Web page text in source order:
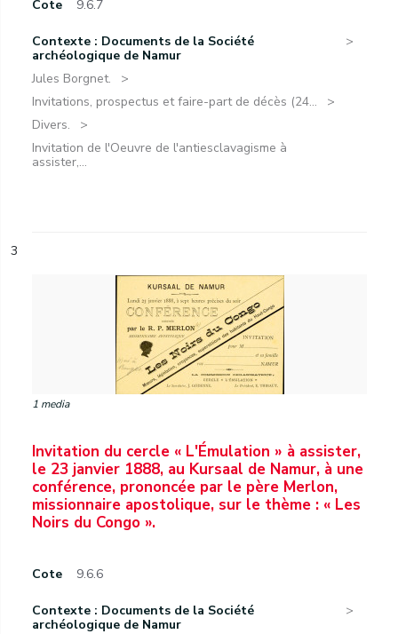
Cote 9.6.7
Contexte : Documents de la Société
archéologique de Namur
Jules Borgnet.
Invitations, prospectus et faire-part de décès (24...
Divers.
Invitation de l'Oeuvre de l'antiesclavagisme à
assister,...
3
1 media
Invitation du cercle « L'Émulation » à assister,
le 23 janvier 1888, au Kursaal de Namur, à une
conférence, prononcée par le père Merlon,
missionnaire apostolique, sur le thème : « Les
Noirs du Congo ».
Cote 9.6.6
Contexte : Documents de la Société
archéologique de Namur